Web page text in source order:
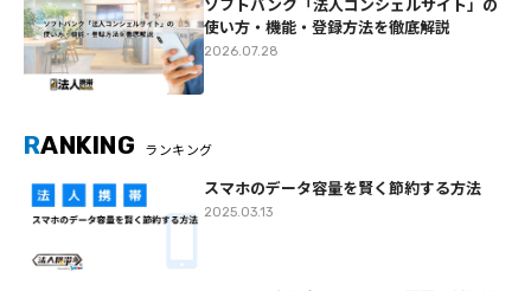
使い方・機能・登録方法を徹底解説
2026.07.28
RANKING ランキング
スマホのデータ容量を賢く節約する方法
2025.03.13